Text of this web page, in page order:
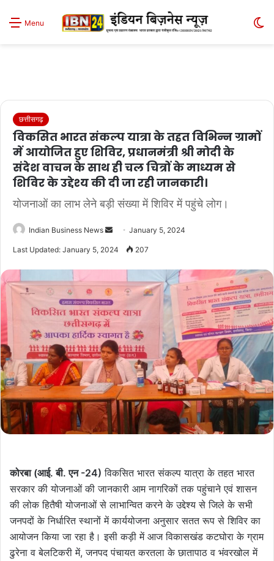
Menu
छत्तीसगढ़
विकसित भारत संकल्प यात्रा के तहत विभिन्न ग्रामों
में आयोजित हुए शिविर, प्रधानमंत्री श्री मोदी के
संदेश वाचन के साथ ही चल चित्रों के माध्यम से
शिविर के उद्देश्य की दी जा रही जानकारी।
योजनाओं का लाभ लेने बड़ी संख्या में शिविर में पहुंचे लोग।
Indian Business News
Send January 5, 2024
Last Updated: January 5, 2024 207
कोरबा (आई. बी. एन -24) विकसित भारत संकल्प यात्रा के तहत भारत
सरकार की योजनाओं की जानकारी आम नागरिकों तक पहुंचाने एवं शासन
की लोक हितैषी योजनाओं से लाभान्वित करने के उद्देश्य से जिले के सभी
जनपदों के निर्धारित स्थानों में कार्ययोजना अनुसार सतत रूप से शिविर का
आयोजन किया जा रहा है। इसी कड़ी में आज विकासखंड कटघोरा के ग्राम
ढुरेना व बेलटिकरी में, जनपद पंचायत करतला के छातापाठ व भंवरखोल में